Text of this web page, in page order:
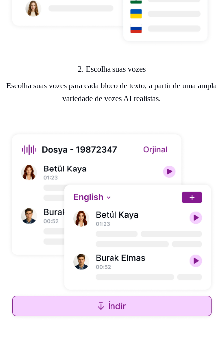
2. Escolha suas vozes
Escolha suas vozes para cada bloco de texto, a partir de uma ampla
variedade de vozes AI realistas.